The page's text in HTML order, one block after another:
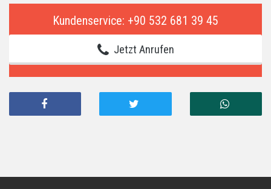
Kundenservice: +90 532 681 39 45
Jetzt Anrufen